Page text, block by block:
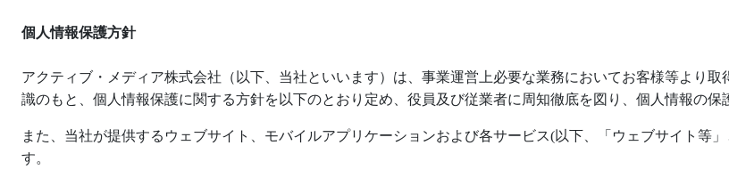
個人情報保護方針
アクティブ・メディア株式会社（以下、当社といいます）は、事業運営上必要な業務においてお客様等より
識のもと、個人情報保護に関する方針を以下のとおり定め、役員及び従業者に周知徹底を図り、個人情報の保
また、当社が提供するウェブサイト、モバイルアプリケーションおよび各サービス(以下、「ウェブサイト等」
す。